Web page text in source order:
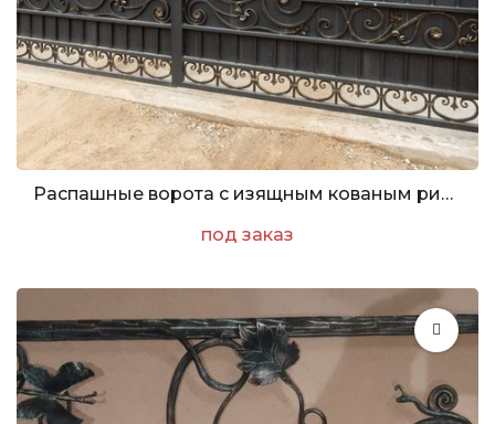
Распашные ворота с изящным кованым рисунком
под заказ